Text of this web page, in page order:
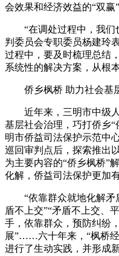
会效果和经济效益的“双赢”
“在调处过程中，我们
判委员会专职委员杨建玲
过程中，要及时梳理总结
系统性的解决方案，从根
侨乡枫桥 助力社会基
近年来，三明市中级人
基层社会治理，巧打侨乡“
明市侨益司法保护示范中
巡回审判点后，探索推出
为主要内容的“侨乡枫桥”
化解，侨益司法保护更加有
“依靠群众就地化解矛
盾不上交”“矛盾不上交、
手，依靠群众，预防纠纷
展”……六十年来，“枫桥
进行了生动实践，并形成